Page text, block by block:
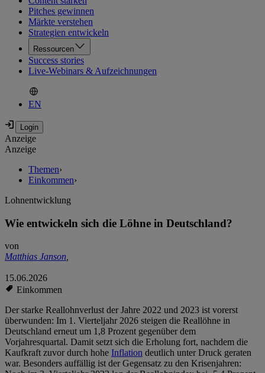
Pitches gewinnen
Märkte verstehen
Strategien entwickeln
Ressourcen
Success stories
Live-Webinars & Aufzeichnungen
EN
Anzeige
Anzeige
Themen›
Einkommen›
Lohnentwicklung
Wie entwickeln sich die Löhne in Deutschland?
von
Matthias Janson,
15.06.2026
Einkommen
Der starke Reallohnverlust der Jahre 2022 und 2023 ist vorerst
überwunden: Im 1. Vierteljahr 2026 steigen die Reallöhne in
Deutschland erneut um 1,8 Prozent gegenüber dem
Vorjahresquartal. Damit setzt sich die Erholung fort, nachdem die
Kaufkraft zuvor durch hohe Inflation deutlich unter Druck geraten
war. Besonders auffällig ist der Gegensatz zu den Krisenjahren: